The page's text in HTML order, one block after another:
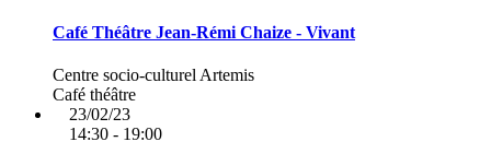
Café Théâtre Jean-Rémi Chaize - Vivant
Centre socio-culturel Artemis
Café théâtre
23/02/23
14:30 - 19:00